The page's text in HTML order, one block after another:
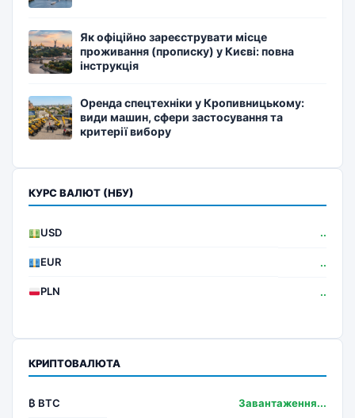
Як офіційно зареєструвати місце
проживання (прописку) у Києві: повна
інструкція
Оренда спецтехніки у Кропивницькому:
види машин, сфери застосування та
критерії вибору
КУРС ВАЛЮТ (НБУ)
USD ..
EUR ..
PLN ..
КРИПТОВАЛЮТА
₿ BTC Завантаження...